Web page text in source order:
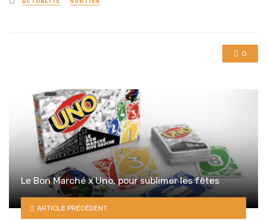
in
0
Le Bon Marché x Uno, pour sublimer les fêtes
ARTICLE PRÉCÉDENT